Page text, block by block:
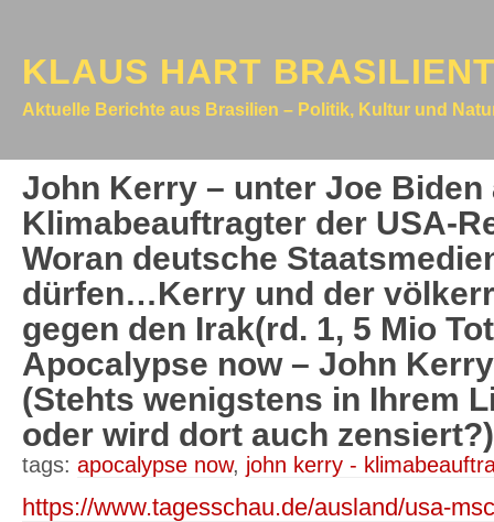
KLAUS HART
Aktuelle Berichte aus Brasilien – Politik, Kultur und
John Kerry – unter Joe
Klimabeauftragter der USA-
Woran deutsche
dürfen…Kerry und der
gegen den Irak(rd. 1, 5 Mio
Apocalypse now – John
(Stehts wenigstens in Ihrem
oder wird dort auch zensiert?)
tags: apocalypse now, john kerry -
https://www.tagesschau.de/ausland/usa-